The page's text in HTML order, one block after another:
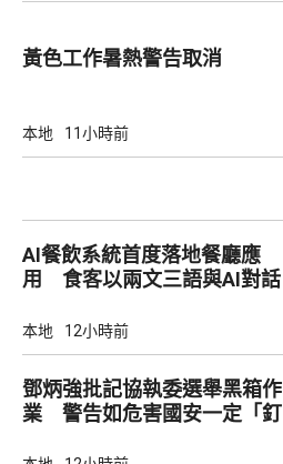
黃色工作暑熱警告取消
本地 11小時前
AI餐飲系統首度落地餐廳應
用 食客以兩文三語與AI對話
本地 12小時前
鄧炳強批記協執委選舉黑箱作
業 警告如危害國安一定「釘